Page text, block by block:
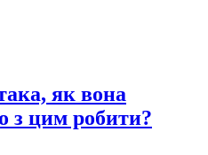
як вона
з цим робити?